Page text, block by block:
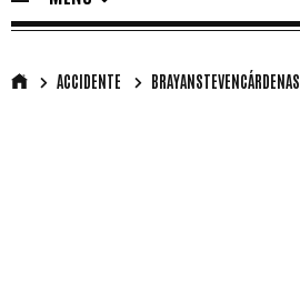
ACCIDENTE BRAYANSTEVENCÁRDENAS